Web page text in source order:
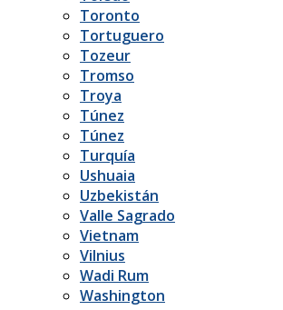
Toronto
Tortuguero
Tozeur
Tromso
Troya
Túnez
Túnez
Turquía
Ushuaia
Uzbekistán
Valle Sagrado
Vietnam
Vilnius
Wadi Rum
Washington